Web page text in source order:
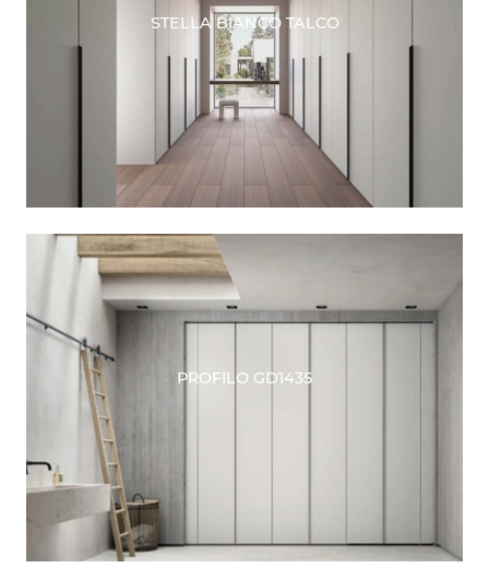
STELLA BIANCO TALCO
PROFILO GD1435